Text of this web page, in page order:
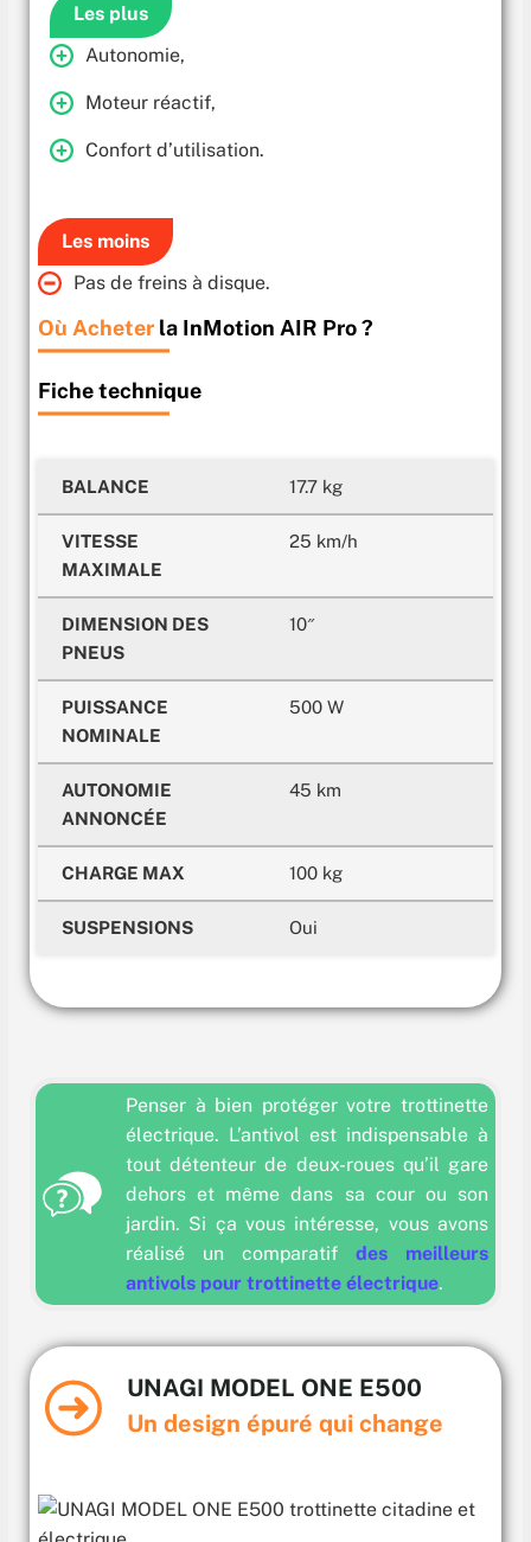
Les plus
Autonomie,
Moteur réactif,
Confort d’utilisation.
Les moins
Pas de freins à disque.
Où Acheter la InMotion AIR Pro ?
Fiche technique
BALANCE 17.7 kg
VITESSE
MAXIMALE
25 km/h
DIMENSION DES
PNEUS
10″
PUISSANCE
NOMINALE
500 W
AUTONOMIE
ANNONCÉE
45 km
CHARGE MAX 100 kg
SUSPENSIONS Oui
Penser à bien protéger votre trottinette
électrique. L’antivol est indispensable à
tout détenteur de deux-roues qu’il gare
dehors et même dans sa cour ou son
jardin. Si ça vous intéresse, vous avons
réalisé un comparatif des meilleurs
antivols pour trottinette électrique.
UNAGI MODEL ONE E500
Un design épuré qui change